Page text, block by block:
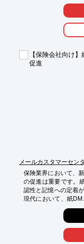
【活用シーン】
*   旅行関連商品のサ
*   旅行プラン契約者
【導入の効果】
*   発送コストの削減
【保険会社向け
促進
メールカスタマーセン
保険業界において、
の促進は重要です。
認性と記憶への定着
現代において、紙
ションに課題があり
み合わせることで、
【活用シーン】
*   保険の見積もり依